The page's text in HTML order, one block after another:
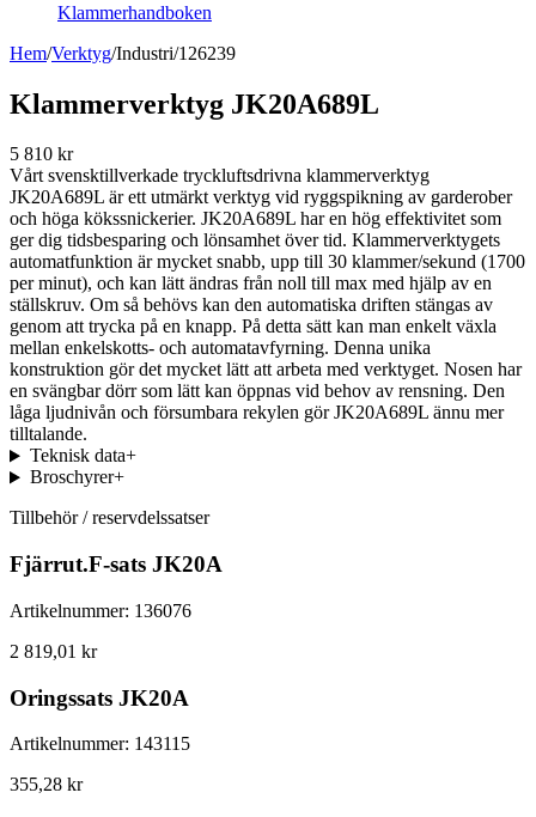
Klammerhandboken
Hem/Verktyg/Industri/126239
Klammerverktyg JK20A689L
5 810 kr
Vårt svensktillverkade tryckluftsdrivna klammerverktyg
JK20A689L är ett utmärkt verktyg vid ryggspikning av garderober
och höga kökssnickerier. JK20A689L har en hög effektivitet som
ger dig tidsbesparing och lönsamhet över tid. Klammerverktygets
automatfunktion är mycket snabb, upp till 30 klammer/sekund (1700
per minut), och kan lätt ändras från noll till max med hjälp av en
ställskruv. Om så behövs kan den automatiska driften stängas av
genom att trycka på en knapp. På detta sätt kan man enkelt växla
mellan enkelskotts- och automatavfyrning. Denna unika
konstruktion gör det mycket lätt att arbeta med verktyget. Nosen har
en svängbar dörr som lätt kan öppnas vid behov av rensning. Den
låga ljudnivån och försumbara rekylen gör JK20A689L ännu mer
tilltalande.
Teknisk data+
Broschyrer+
Tillbehör / reservdelssatser
Fjärrut.F-sats JK20A
Artikelnummer: 136076
2 819,01 kr
Oringssats JK20A
Artikelnummer: 143115
355,28 kr